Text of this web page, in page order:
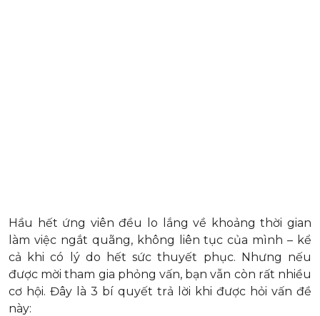
Hầu hết ứng viên đều lo lắng về khoảng thời gian
làm việc ngắt quãng, không liên tục của mình – kể
cả khi có lý do hết sức thuyết phục. Nhưng nếu
được mời tham gia phỏng vấn, bạn vẫn còn rất nhiều
cơ hội. Đây là 3 bí quyết trả lời khi được hỏi vấn đề
này: